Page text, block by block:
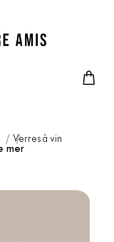
Verres à vin
mer